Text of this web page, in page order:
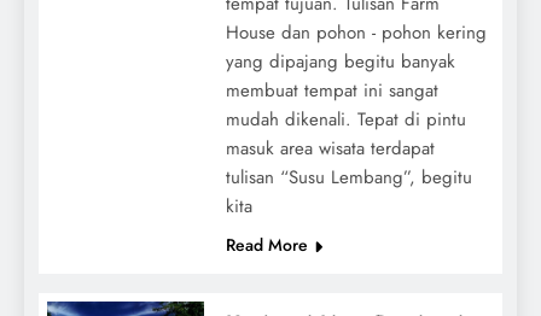
House dan pohon - pohon kering
yang dipajang begitu banyak
membuat tempat ini sangat
mudah dikenali. Tepat di pintu
masuk area wisata terdapat
tulisan “Susu Lembang”, begitu
kita
Read More